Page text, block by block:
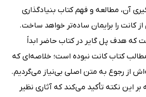
آن، مطالعه و فهم کتاب بنیادگذاری
از کانت را برایمان ساده‌تر خواهد ساخت.
که هدف پل گایر در کتاب حاضر ابداً
کتاب کانت نبوده است؛ خلاصه‌ای که
از رجوع به متن اصلی بی‌نیاز می‌گردیم.
این نکته تأکید می‌کند که آثاری نظیر